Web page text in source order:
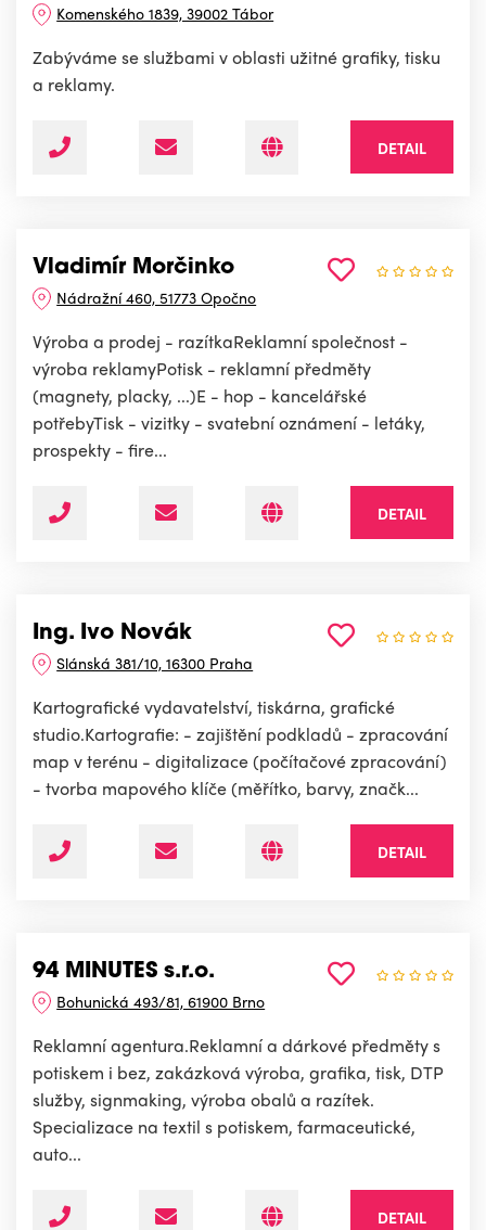
Komenského 1839, 39002 Tábor
Zabýváme se službami v oblasti užitné grafiky, tisku
a reklamy.
DETAIL
Vladimír Morčinko
Nádražní 460, 51773 Opočno
Výroba a prodej - razítkaReklamní společnost -
výroba reklamyPotisk - reklamní předměty
(magnety, placky, ...)E - hop - kancelářské
potřebyTisk - vizitky - svatební oznámení - letáky,
prospekty - fire...
DETAIL
Ing. Ivo Novák
Slánská 381/10, 16300 Praha
Kartografické vydavatelství, tiskárna, grafické
studio.Kartografie: - zajištění podkladů - zpracování
map v terénu - digitalizace (počítačové zpracování)
- tvorba mapového klíče (měřítko, barvy, značk...
DETAIL
94 MINUTES s.r.o.
Bohunická 493/81, 61900 Brno
Reklamní agentura.Reklamní a dárkové předměty s
potiskem i bez, zakázková výroba, grafika, tisk, DTP
služby, signmaking, výroba obalů a razítek.
Specializace na textil s potiskem, farmaceutické,
auto...
DETAIL